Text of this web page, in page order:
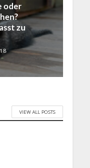
oder
zu
VIEW ALL POSTS